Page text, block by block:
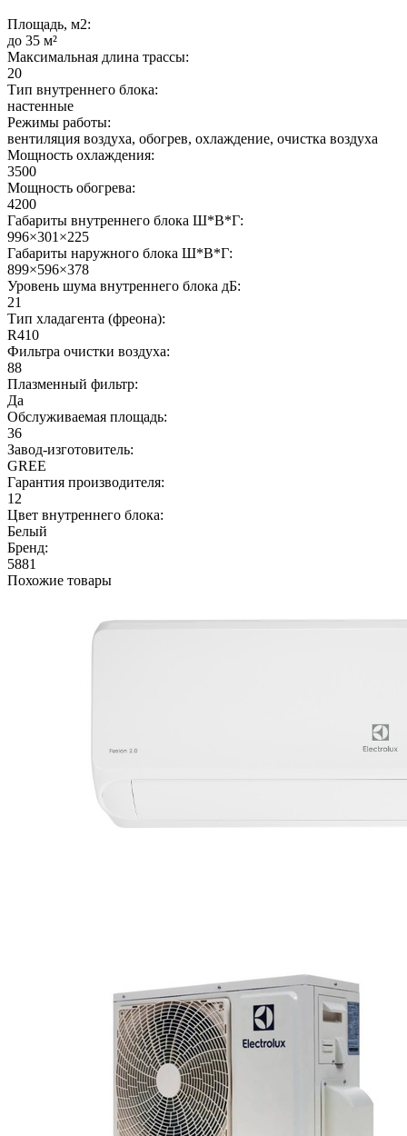
Площадь, м2:
до 35 м²
Максимальная длина трассы:
20
Тип внутреннего блока:
настенные
Режимы работы:
вентиляция воздуха, обогрев, охлаждение, очистка воздуха
Мощность охлаждения:
3500
Мощность обогрева:
4200
Габариты внутреннего блока Ш*В*Г:
996×301×225
Габариты наружного блока Ш*В*Г:
899×596×378
Уровень шума внутреннего блока дБ:
21
Тип хладагента (фреона):
R410
Фильтра очистки воздуха:
88
Плазменный фильтр:
Да
Обслуживаемая площадь:
36
Завод-изготовитель:
GREE
Гарантия производителя:
12
Цвет внутреннего блока:
Белый
Бренд:
5881
Похожие товары